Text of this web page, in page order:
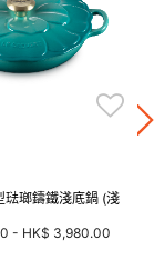
琺瑯鑄鐵淺底鍋 (淺
- HK$ 3,980.00